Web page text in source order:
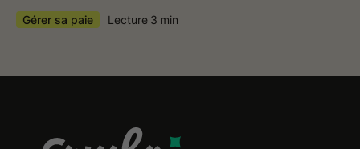
Gérer sa paie Lecture 3 min